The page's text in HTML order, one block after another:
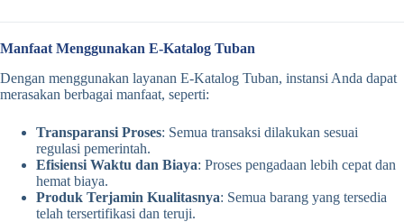
Manfaat Menggunakan E-Katalog Tuban
Dengan menggunakan layanan E-Katalog Tuban, instansi Anda dapat
merasakan berbagai manfaat, seperti:
Transparansi Proses: Semua transaksi dilakukan sesuai
regulasi pemerintah.
Efisiensi Waktu dan Biaya: Proses pengadaan lebih cepat dan
hemat biaya.
Produk Terjamin Kualitasnya: Semua barang yang tersedia
telah tersertifikasi dan teruji.